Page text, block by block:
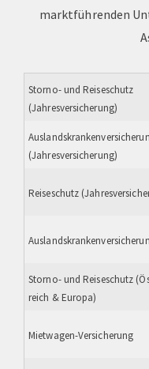
marktführenden
Storno- und Reiseschutz
(Jahresversicherung)
(Jahresversicherung)
Reiseschutz
Storno- und Reiseschutz
reich & Europa)
Mietwagen-Versicherung